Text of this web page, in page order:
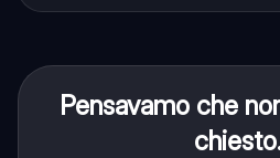
Pensavamo che